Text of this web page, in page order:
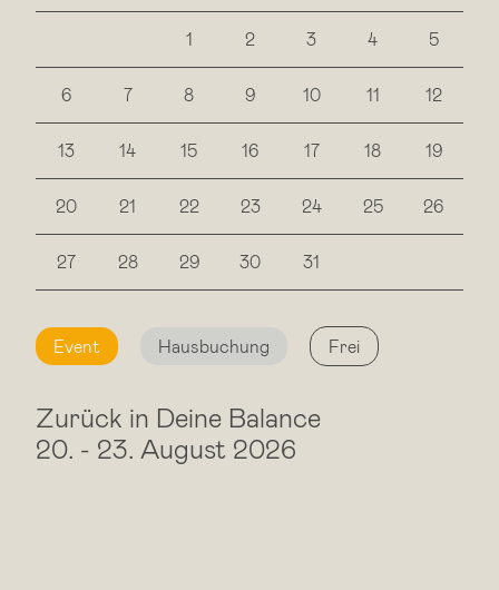
1 2 3 4 5
6 7 8 9 10 11 12
13 14 15 16 17 18 19
20 21 22 23 24 25 26
27 28 29 30 31
Event Hausbuchung Frei
Zurück in Deine Balance
20. - 23. August 2026